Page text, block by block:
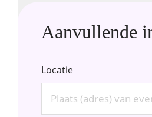
Aanvullende
Locatie